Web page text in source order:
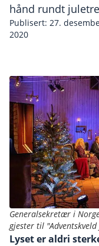
hånd rundt
Publisert: 27.
2020
Generalsekretær i
gjester til
Lyset er aldri